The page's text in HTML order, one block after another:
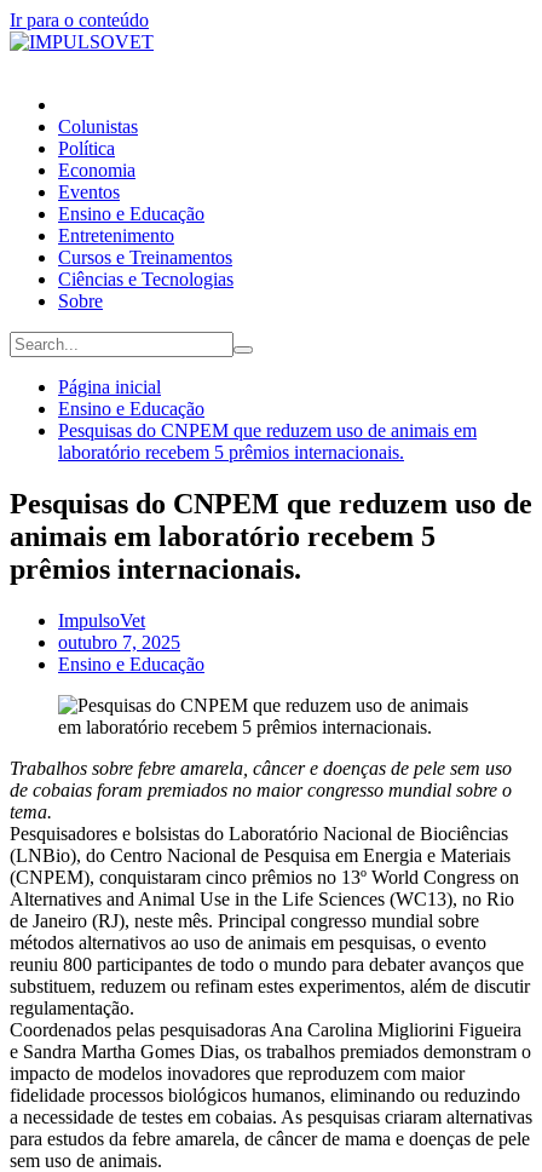
Ir para o conteúdo
Colunistas
Política
Economia
Eventos
Ensino e Educação
Entretenimento
Cursos e Treinamentos
Ciências e Tecnologias
Sobre
Página inicial
Ensino e Educação
Pesquisas do CNPEM que reduzem uso de animais em
laboratório recebem 5 prêmios internacionais.
Pesquisas do CNPEM que reduzem uso de
animais em laboratório recebem 5
prêmios internacionais.
ImpulsoVet
outubro 7, 2025
Ensino e Educação
Trabalhos sobre febre amarela, câncer e doenças de pele sem uso
de cobaias foram premiados no maior congresso mundial sobre o
tema.
Pesquisadores e bolsistas do Laboratório Nacional de Biociências
(LNBio), do Centro Nacional de Pesquisa em Energia e Materiais
(CNPEM), conquistaram cinco prêmios no 13º World Congress on
Alternatives and Animal Use in the Life Sciences (WC13), no Rio
de Janeiro (RJ), neste mês. Principal congresso mundial sobre
métodos alternativos ao uso de animais em pesquisas, o evento
reuniu 800 participantes de todo o mundo para debater avanços que
substituem, reduzem ou refinam estes experimentos, além de discutir
regulamentação.
Coordenados pelas pesquisadoras Ana Carolina Migliorini Figueira
e Sandra Martha Gomes Dias, os trabalhos premiados demonstram o
impacto de modelos inovadores que reproduzem com maior
fidelidade processos biológicos humanos, eliminando ou reduzindo
a necessidade de testes em cobaias. As pesquisas criaram alternativas
para estudos da febre amarela, de câncer de mama e doenças de pele
sem uso de animais.